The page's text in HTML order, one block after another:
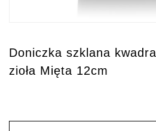
Doniczka szklana
zioła Mięta 12cm